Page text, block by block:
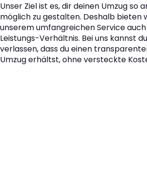
Unser Ziel ist es, dir deinen Umzug so
möglich zu gestalten. Deshalb bieten
unserem umfangreichen Service
Leistungs-Verhältnis. Bei uns kannst
verlassen, dass du einen
Umzug erhältst, ohne versteckte